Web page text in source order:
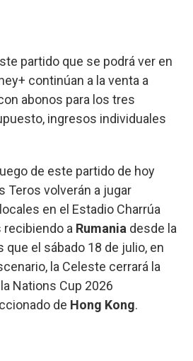
partido que se podrá ver en
continúan a la venta a
abonos para los tres
ingresos individuales
de este partido de hoy
Teros volverán a jugar
en el Estadio Charrúa
a Rumania desde la
que el sábado 18 de julio, en
la Celeste cerrará la
Nations Cup 2026
de Hong Kong.